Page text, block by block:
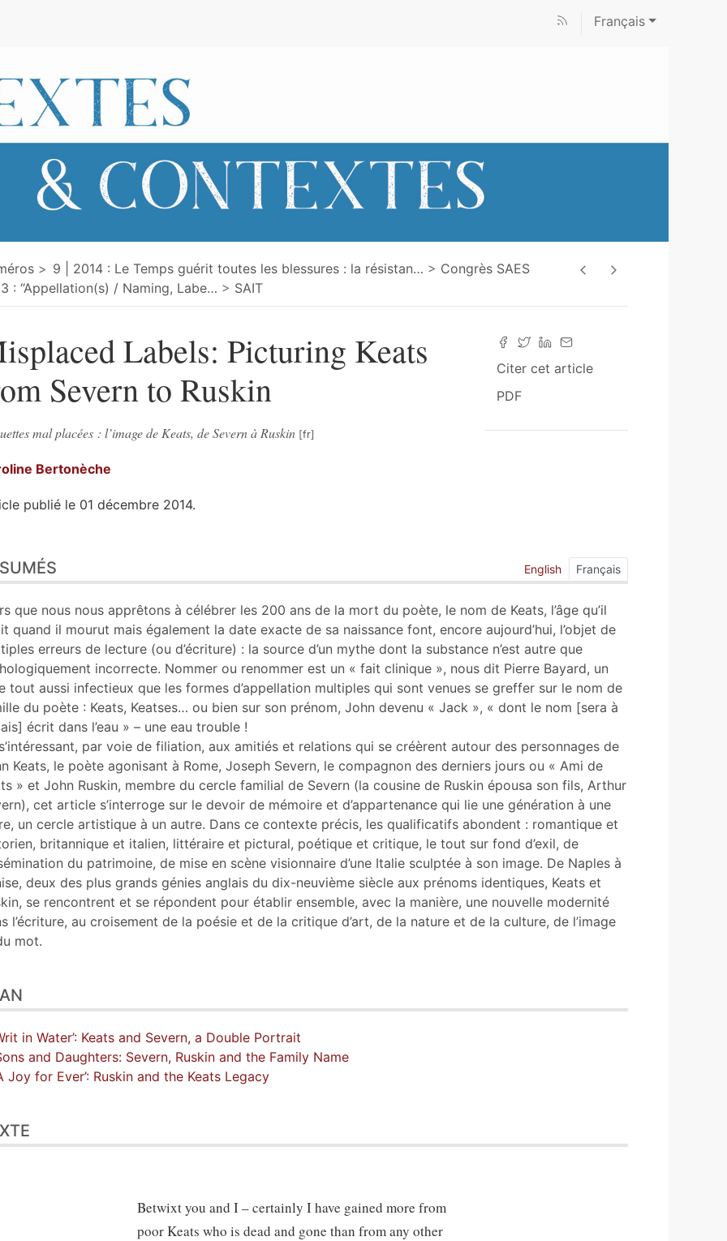
Français
9 | 2014 : Le Temps guérit toutes les blessures : la résistan…
Congrès SAES
: “Appellation(s) / Naming, Labe… SAIT
Citer cet article
PDF
Labels: Picturing Keats
Severn to Ruskin
mal placées : l’image de Keats, de Severn à Ruskin
Bertonèche
publié le 01 décembre 2014.
cet article
English Français
que nous nous apprêtons à célébrer les 200 ans de la mort du poète, le nom de Keats, l’âge qu’il
quand il mourut mais également la date exacte de sa naissance font, encore aujourd’hui, l’objet de
erreurs de lecture (ou d’écriture) : la source d’un mythe dont la substance n’est autre que
incorrecte. Nommer ou renommer est un « fait clinique », nous dit Pierre Bayard, un
tout aussi infectieux que les formes d’appellation multiples qui sont venues se greffer sur le nom de
du poète : Keats, Keatses… ou bien sur son prénom, John devenu « Jack », « dont le nom [sera à
écrit dans l’eau » – une eau trouble !
par voie de filiation, aux amitiés et relations qui se créèrent autour des personnages de
Keats, le poète agonisant à Rome, Joseph Severn, le compagnon des derniers jours ou « Ami de
» et John Ruskin, membre du cercle familial de Severn (la cousine de Ruskin épousa son fils, Arthur
cet article s’interroge sur le devoir de mémoire et d’appartenance qui lie une génération à une
un cercle artistique à un autre. Dans ce contexte précis, les qualificatifs abondent : romantique et
britannique et italien, littéraire et pictural, poétique et critique, le tout sur fond d’exil, de
du patrimoine, de mise en scène visionnaire d’une Italie sculptée à son image. De Naples à
deux des plus grands génies anglais du dix-neuvième siècle aux prénoms identiques, Keats et
se rencontrent et se répondent pour établir ensemble, avec la manière, une nouvelle modernité
l’écriture, au croisement de la poésie et de la critique d’art, de la nature et de la culture, de l’image
mot.
in Water’: Keats and Severn, a Double Portrait
and Daughters: Severn, Ruskin and the Family Name
Joy for Ever’: Ruskin and the Keats Legacy
Betwixt you and I – certainly I have gained more from
poor Keats who is dead and gone than from any other